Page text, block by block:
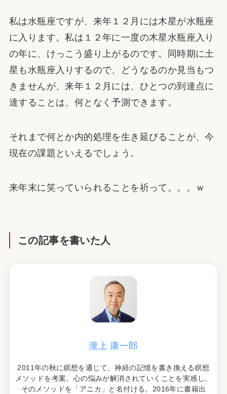
私は水瓶座ですが、来年１２月には木星が水瓶座
に入ります。私は１２年に一度の木星水瓶座入り
の年に、けっこう盛り上がるのです。同時期に土
星も水瓶座入りするので、どうなるのか見当もつ
きませんが、来年１２月には、ひとつの到達点に
達することは、何となく予測できます。
それまで何とか内的処理を生き延びることが、今
現在の課題といえるでしょう。
来年末に笑っていられることを祈って。。。ｗ
この記事を書いた人
瀧上 康一郎
2011年の秋に瞑想を通じて、神経の記憶を書き換える瞑想
メソッドを考案。心の悩みが解消されていくことを実感し、
そのメソッドを「アニカ」と名付ける。2016年に書籍出